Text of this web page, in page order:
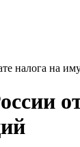
налога на